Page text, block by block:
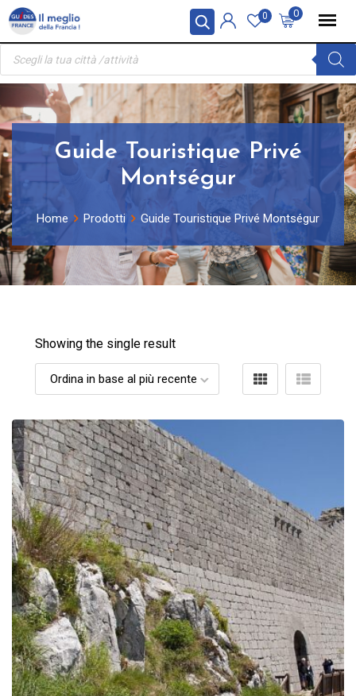
Pannello di gestione dei cookies
Skip
content
0
0
Ricerca
prodotti
Guide Touristique Privé
Montségur
Home Prodotti Guide Touristique Privé Montségur
Showing the single result